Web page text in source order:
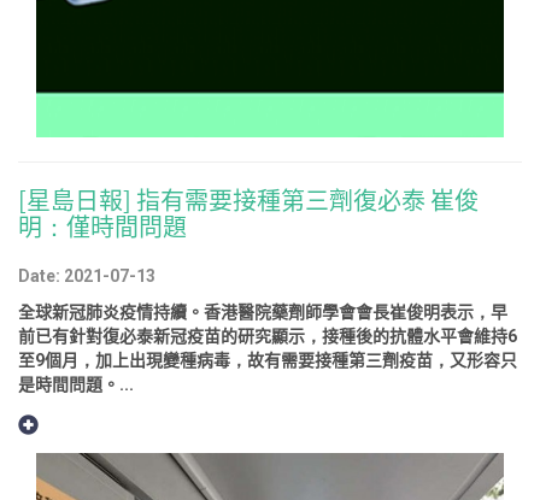
[星島日報] 指有需要接種第三劑復必泰 崔俊
明：僅時間問題
Date: 2021-07-13
全球新冠肺炎疫情持續。香港醫院藥劑師學會會長崔俊明表示，早
前已有針對復必泰新冠疫苗的研究顯示，接種後的抗體水平會維持6
至9個月，加上出現變種病毒，故有需要接種第三劑疫苗，又形容只
是時間問題。...